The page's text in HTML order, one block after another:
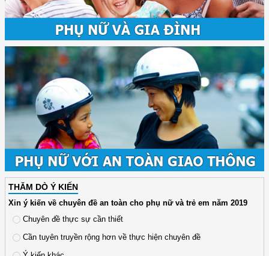
THĂM DÒ Ý KIẾN
Xin ý kiến về chuyên đề an toàn cho phụ nữ và trẻ em năm 2019
Chuyên đề thực sự cần thiết
Cần tuyên truyền rộng hơn về thực hiện chuyên đề